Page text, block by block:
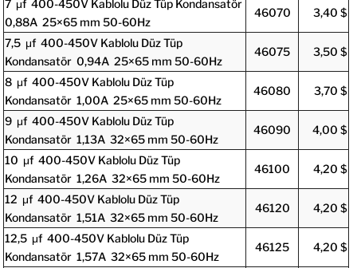
7 μf 400-450V Kablolu Düz Tüp Kondansatör
0,88A 25×65 mm 50-60Hz
46070 3,40 $
7,5 μf 400-450V Kablolu Düz Tüp
Kondansatör 0,94A 25×65 mm 50-60Hz
46075 3,50 $
8 μf 400-450V Kablolu Düz Tüp
Kondansatör 1,00A 25×65 mm 50-60Hz
46080 3,70 $
9 μf 400-450V Kablolu Düz Tüp
Kondansatör 1,13A 32×65 mm 50-60Hz
46090 4,00 $
10 μf 400-450V Kablolu Düz Tüp
Kondansatör 1,26A 32×65 mm 50-60Hz
46100 4,20 $
12 μf 400-450V Kablolu Düz Tüp
Kondansatör 1,51A 32×65 mm 50-60Hz
46120 4,20 $
12,5 μf 400-450V Kablolu Düz Tüp
Kondansatör 1,57A 32×65 mm 50-60Hz
46125 4,20 $